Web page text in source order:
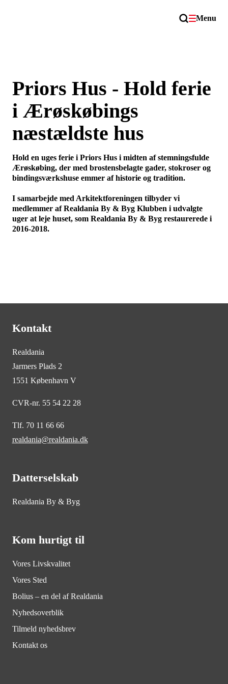
Menu
Priors Hus - Hold ferie
i Ærøskøbings
næstældste hus
Hold en uges ferie i Priors Hus i midten af stemningsfulde
Ærøskøbing, der med brostensbelagte gader, stokroser og
bindingsværkshuse emmer af historie og tradition.
I samarbejde med Arkitektforeningen tilbyder vi
medlemmer af Realdania By & Byg Klubben i udvalgte
uger at leje huset, som Realdania By & Byg restaurerede i
2016-2018.
Kontakt
Realdania
Jarmers Plads 2
1551 København V
CVR-nr. 55 54 22 28
Tlf. 70 11 66 66
realdania@realdania.dk
Datterselskab
Realdania By & Byg
Kom hurtigt til
Vores Livskvalitet
Vores Sted
Bolius – en del af Realdania
Nyhedsoverblik
Tilmeld nyhedsbrev
Kontakt os